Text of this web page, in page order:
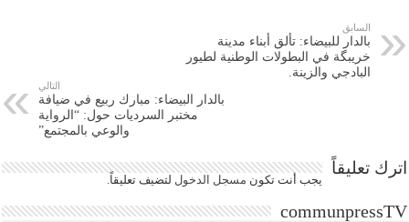
السابق
بالدار للبيضاء: تألق أبناء مدينة
خريبگة في البطولات الوطنية لطيور
البادجي والزينة.
التالي
بالدار البيضاء: مبارك ربيع في ضيافة
مختبر السرديات حول: “الرواية
والوعي بالمجتمع”
اترك تعليقاً
يجب أنت تكون مسجل الدخول لتضيف تعليقاً.
communpressTV